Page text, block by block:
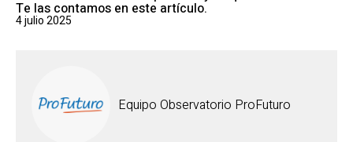
Te las contamos en este artículo.
4 julio 2025
Equipo Observatorio ProFuturo